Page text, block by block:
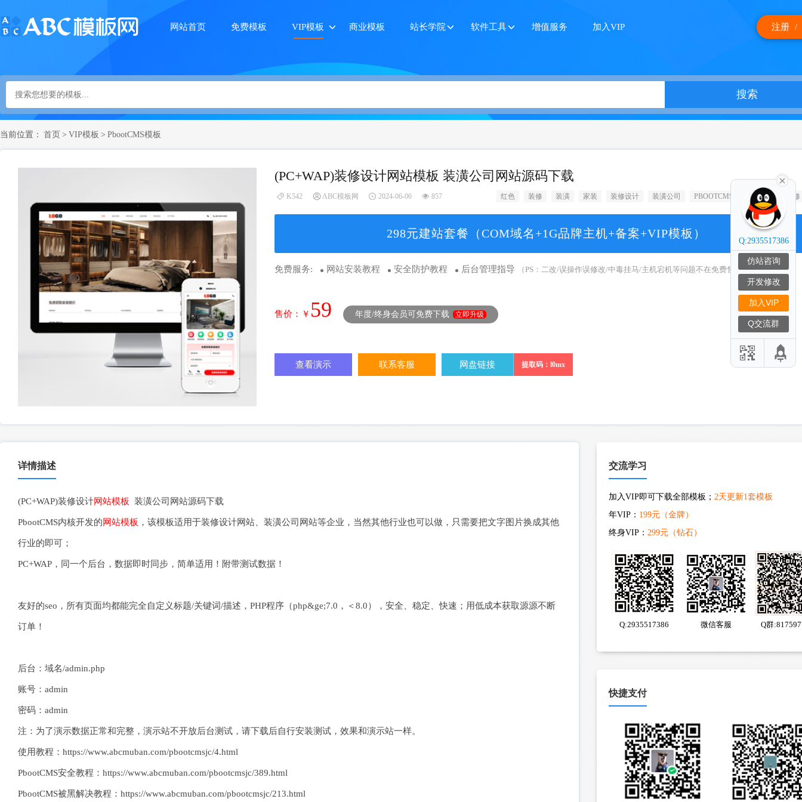
网站首页 免费模板 VIP模板 商业模板 站长学院 软件工具 增值服务 加入VIP 注册 /
搜索
当前位置： 首页 > VIP模板 > PbootCMS模板
(PC+WAP)装修设计网站模板 装潢公司网站源码下载
K542 ABC模板网 2024-06-06 857 红色 装修 装潢 家装 装修设计 装潢公司 PBOOTCMS PBOOTCMS装修
298元建站套餐（COM域名+1G品牌主机+备案+VIP模板）
免费服务: 网站安装教程 安全防护教程 后台管理指导 （PS：二改/误操作误修改/中毒挂马/主机宕机等问题不在免费售后范围）
售价：￥ 59 年度/终身会员可免费下载 立即升级
查看演示 联系客服 网盘链接 提取码：l0mx
详情描述
(PC+WAP)装修设计网站模板 装潢公司网站源码下载
PbootCMS内核开发的网站模板 ，该模板适用于装修设计网站、装潢公司网站等企业，当然其他行业也可以做，只需要把文字图片换成其他
行业的即可；
PC+WAP，同一个后台，数据即时同步，简单适用！附带测试数据！
友好的seo，所有页面均都能完全自定义标题/关键词/描述，PHP程序（php&ge;7.0，＜8.0），安全、稳定、快速；用低成本获取源源不断
订单！
后台：域名/admin.php
账号：admin
密码：admin
注：为了演示数据正常和完整，演示站不开放后台测试，请下载后自行安装测试，效果和演示站一样。
使用教程：https://www.abcmuban.com/pbootcmsjc/4.html
PbootCMS安全教程：https://www.abcmuban.com/pbootcmsjc/389.html
PbootCMS被黑解决教程：https://www.abcmuban.com/pbootcmsjc/213.html
交流学习
加入VIP即可下载全部模板； 2天更新1套模板
年VIP： 199元（金牌）
终身VIP： 299元（钻石）
Q:2935517386 微信客服 Q群
快捷支付
Q:2935517386
仿站咨询
开发修改
加入VIP
Q交流群